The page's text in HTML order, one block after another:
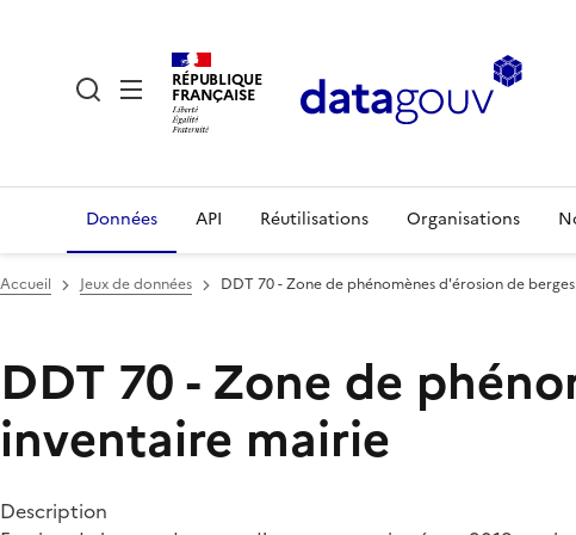
RÉPUBLIQUE
FRANÇAISE
Données API Réutilisations Organisations
Accueil Jeux de données DDT 70 - Zone de phénomènes d'érosion de
DDT 70 - Zone de
inventaire mairie
Description